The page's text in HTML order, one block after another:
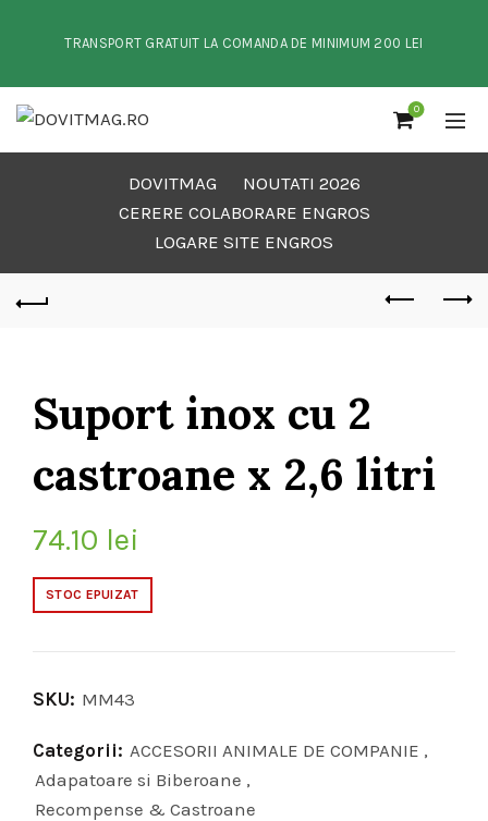
TRANSPORT GRATUIT LA COMANDA DE MINIMUM 200 LEI
0
DOVITMAG
NOUTATI 2026
CERERE COLABORARE ENGROS
LOGARE SITE ENGROS
Suport inox cu 2
castroane x 2,6 litri
74.10 lei
STOC EPUIZAT
SKU: MM43
Categorii: ACCESORII ANIMALE DE COMPANIE ,
Adapatoare si Biberoane ,
Recompense & Castroane